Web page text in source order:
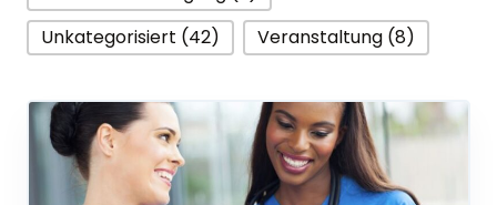
Unkategorisiert (42)
Veranstaltung (8)